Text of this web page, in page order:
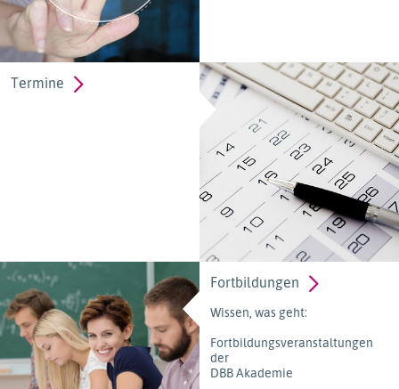
Termine
Fortbildungen
Wissen, was geht:
Fortbildungsveranstaltungen
der
DBB Akademie